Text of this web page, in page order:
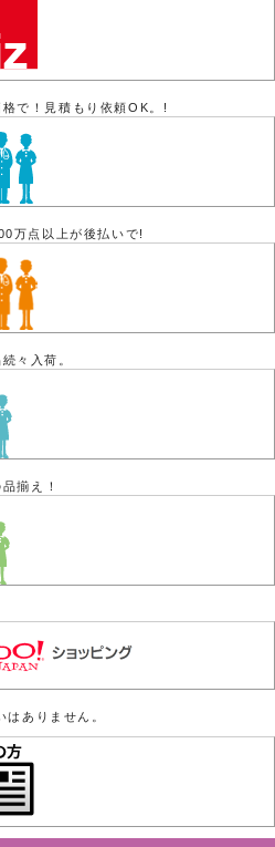
で！見積もり依頼OK。!
万点以上が後払いで!
々入荷。
揃え！
ありません。